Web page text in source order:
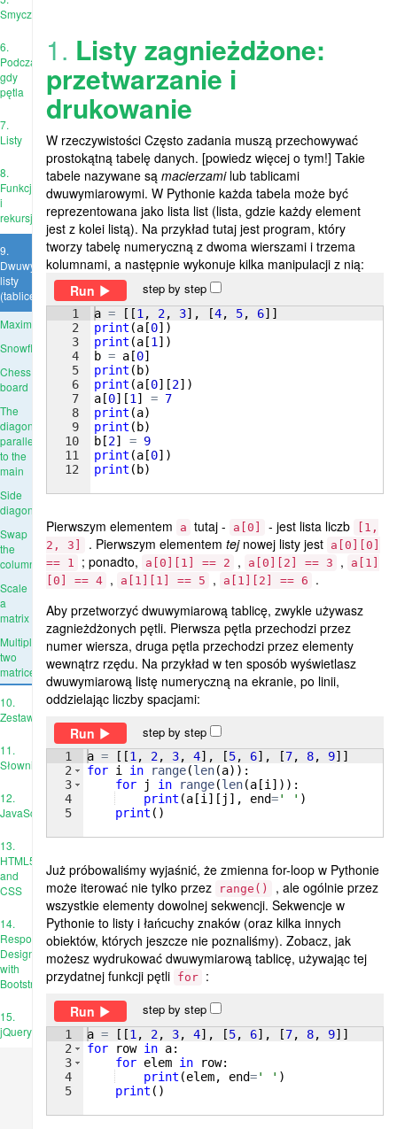
Smyczki
6.
Podczas
gdy
pętla
7.
Listy
8.
Funkcje
i
rekursja
9.
Dwuwymiarowe
listy
(tablice)
Maximum
Snowflake
Chess
board
The
diagonal
parallel
to the
main
Side
diagonal
Swap
the
columns
Scale
a
matrix
Multiply
two
matrices
10.
Zestawy
11.
Słowniki
12.
JavaScript
13.
HTML5
and
CSS
14.
Responsive
Design
with
Bootstrap
15.
jQuery
1. Listy zagnieżdżone:
przetwarzanie i
drukowanie
W rzeczywistości Często zadania muszą przechowywać
prostokątną tabelę danych. [powiedz więcej o tym!] Takie
tabele nazywane sąmacierzamilub tablicami
dwuwymiarowymi. W Pythonie każda tabela może być
reprezentowana jako lista list (lista, gdzie każdy element
jest z kolei listą). Na przykład tutaj jest program, który
tworzy tabelę numeryczną z dwoma wierszami i trzema
kolumnami, a następnie wykonuje kilka manipulacji z nią:
Run
step by step
1
2
3
4
5
6
7
8
9
10
11
12
a = [[1 , 2, 3] , [4, 5, 6]]
print (a[0])
print (a[1 ])
b = a[0]
print (b)
print (a[0] [2])
a[0] [1 ] = 7
print (a)
print (b)
b[2] = 9
print (a[0])
print (b)
Pierwszym elementem a tutaj - a[0] - jest lista liczb
[1,
2, 3]
. Pierwszym elementemtejnowej listy jest a[0][0]
== 1
; ponadto, a[0][1] == 2 , a[0][2] == 3 ,
a[1]
[0] == 4 , a[1][1] == 5 , a[1][2] == 6
.
Aby przetworzyć dwuwymiarową tablicę, zwykle używasz
zagnieżdżonych pętli. Pierwsza pętla przechodzi przez
numer wiersza, druga pętla przechodzi przez elementy
wewnątrz rzędu. Na przykład w ten sposób wyświetlasz
dwuwymiarową listę numeryczną na ekranie, po linii,
oddzielając liczby spacjami:
Run
step by step
1
2
3
4
5
a = [[1 , 2, 3, 4] , [5, 6] , [7, 8, 9]]
for i in range(len(a)) :
for
j in range(len(a [i ])) :
print (a [i ] [ j ] , end=' ' )
print ( )
Już próbowaliśmy wyjaśnić, że zmienna for-loop w Pythonie
może iterować nie tylko przez
range()
, ale ogólnie przez
wszystkie elementy dowolnej sekwencji. Sekwencje w
Pythonie to listy i łańcuchy znaków (oraz kilka innych
obiektów, których jeszcze nie poznaliśmy). Zobacz, jak
możesz wydrukować dwuwymiarową tablicę, używając tej
przydatnej funkcji pętli for :
Run
step by step
1
2
3
4
5
a = [[1 , 2, 3, 4] , [5, 6] , [7, 8, 9]]
for
row in a:
for elem in row:
print (elem, end=' ' )
print ( )